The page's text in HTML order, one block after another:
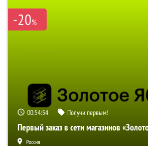
-20%
00:54:53 Получи первым!
Первый заказ в сети магазинов
Россия